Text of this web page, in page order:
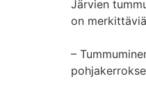
Järvien
on
–